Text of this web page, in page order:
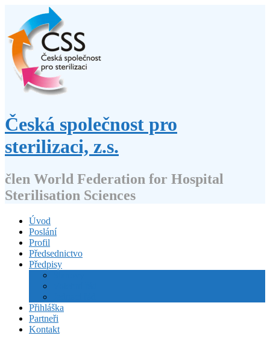
obsahu
webu
Česká společnost pro
sterilizaci, z.s.
člen World Federation for Hospital
Sterilisation Sciences
Úvod
Poslání
Profil
Předsednictvo
Předpisy
Přihláška
Partneři
Kontakt